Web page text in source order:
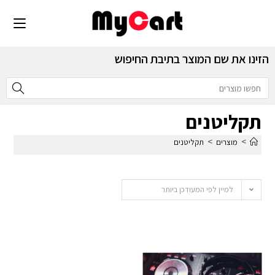
הזינו את שם המוצר בתיבת החיפוש
תקליטנים
> מוצרים > תקליטנים
למיין לפי המעודכן ביותר